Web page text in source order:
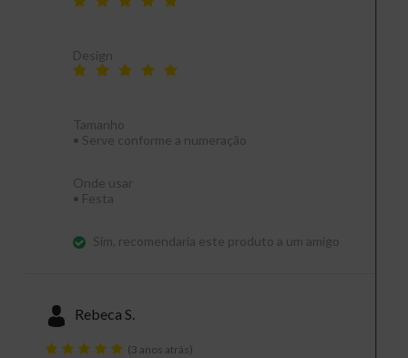
Design
Tamanho
• Serve conforme a numeração
Onde usar
• Festa
Sim, recomendaria este produto a um amigo
Rebeca S.
(3 anos atrás)